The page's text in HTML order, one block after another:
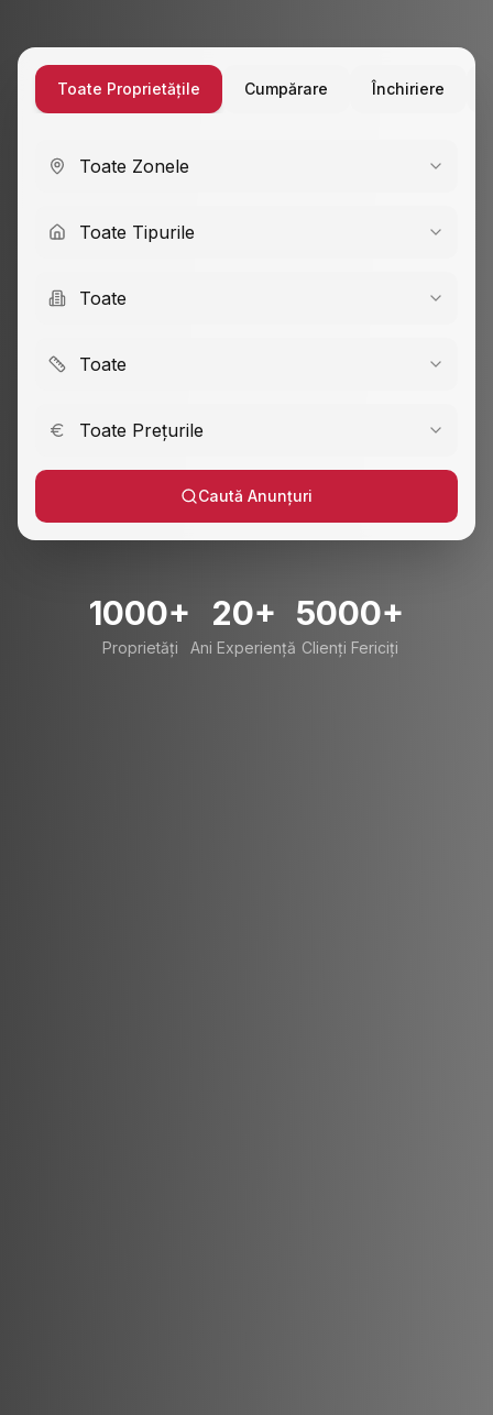
Toate Proprietățile Cumpărare Închiriere
Toate Zonele
Toate Tipurile
Toate
Toate
Toate Prețurile
Caută Anunțuri
1000+
Proprietăți
20+
Ani Experiență
5000+
Clienți Fericiți